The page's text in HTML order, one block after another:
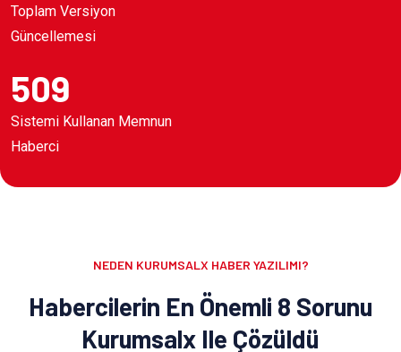
Toplam Versiyon
Güncellemesi
509
Sistemi Kullanan Memnun
Haberci
NEDEN KURUMSALX HABER YAZILIMI?
Habercilerin En Önemli 8 Sorunu
Kurumsalx Ile Çözüldü